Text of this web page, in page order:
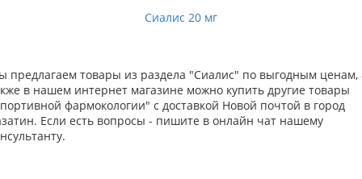
Сиалис 20 мг
предлагаем товары из раздела "Сиалис" по выгодным ценам,
в нашем интернет магазине можно купить другие товары
фармокологии" с доставкой Новой почтой в город
Если есть вопросы - пишите в онлайн чат нашему